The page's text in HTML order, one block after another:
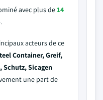
avec plus de14
acteurs de ce
Container, Greif,
Schutz, Sicagen
une part de